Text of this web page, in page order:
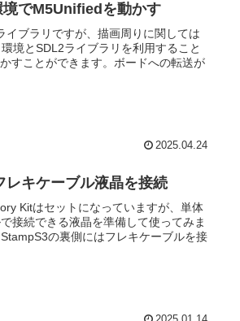
でM5Unifiedを動かす
イブラリですが、描画周りに関しては
境とSDL2ライブラリを利用すること
すことができます。ボードへの転送が
2025.04.24
キケーブル液晶を接続
Kitはセットになっていますが、単体
接続できる液晶を準備して使ってみま
の裏側にはフレキケーブルを接